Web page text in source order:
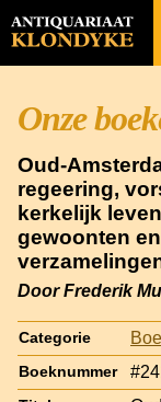
Onze
Oud-
regeering,
kerkelijk
gewoonten
Door Frederik
Categorie
Boeknummer